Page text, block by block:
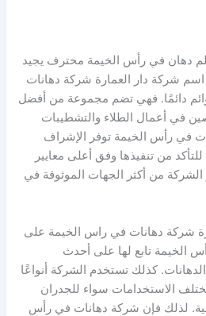
دهان في رأس الخيمة محترف يجيد
شركة دار العمارة شركة دهانات
دائمًا. فهي تضم مجموعة من أفضل
في أعمال الطلاء والتشطيبات
في رأس الخيمة توفر الإشراف
من تنفيذها وفق أعلى معايير
الشركة من أكثر الجهات الموثوقة في
شركة دهانات في راس الخيمة على
الخيمة تابع لها على أحدث
كذلك تستخدم الشركة أنواعًا
الاستخدامات سواء للجدران
لذلك فإن شركة دهانات في رأس